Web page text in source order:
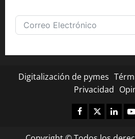
n
d
e
Digitalización de pymes
Privacidad
Facebook
Twitter